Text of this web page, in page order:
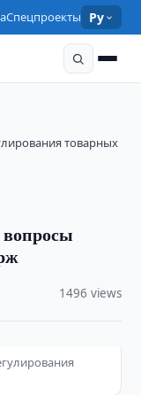
Спецпроекты Ру
товарных
1496 views